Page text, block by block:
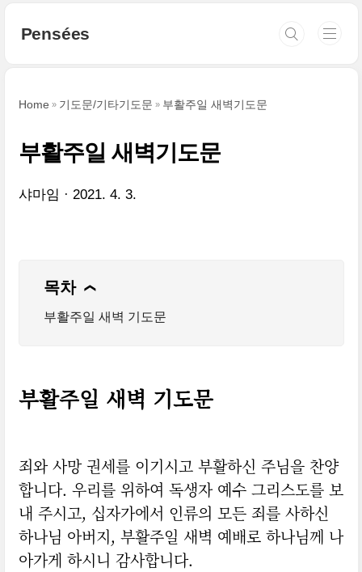
Pensées
Home 기도문/기타기도문 부활주일 새벽기도문
부활주일 새벽기도문
샤마임 2021. 4. 3.
목차 ❯
부활주일 새벽 기도문
부활주일 새벽 기도문
죄와 사망 권세를 이기시고 부활하신 주님을 찬양
합니다. 우리를 위하여 독생자 예수 그리스도를 보
내 주시고, 십자가에서 인류의 모든 죄를 사하신
하나님 아버지, 부활주일 새벽 예배로 하나님께 나
아가게 하시니 감사합니다.